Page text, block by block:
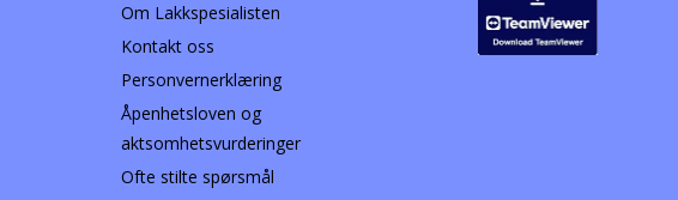
Om Lakkspesialisten
Kontakt oss
Personvernerklæring
Åpenhetsloven og
aktsomhetsvurderinger
Ofte stilte spørsmål